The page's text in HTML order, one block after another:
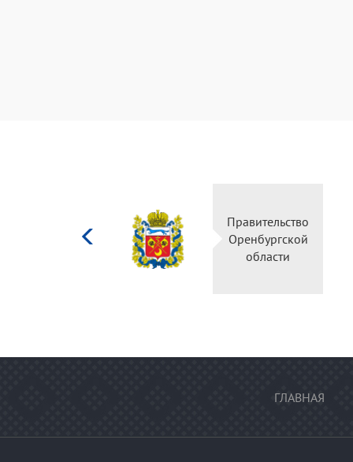
Правительство
Оренбургской
области
ГЛАВНАЯ